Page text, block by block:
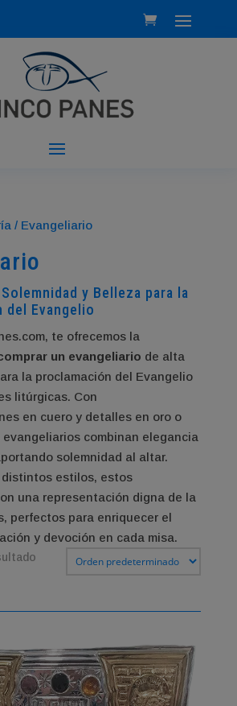
/ Evangeliario
y Belleza para la
del Evangelio
te ofrecemos la
un evangeliario de alta
la proclamación del Evangelio
litúrgicas. Con
en cuero y detalles en oro o
combinan elegancia
solemnidad al altar.
estilos, estos
una representación digna de la
perfectos para enriquecer el
y devoción en cada misa.